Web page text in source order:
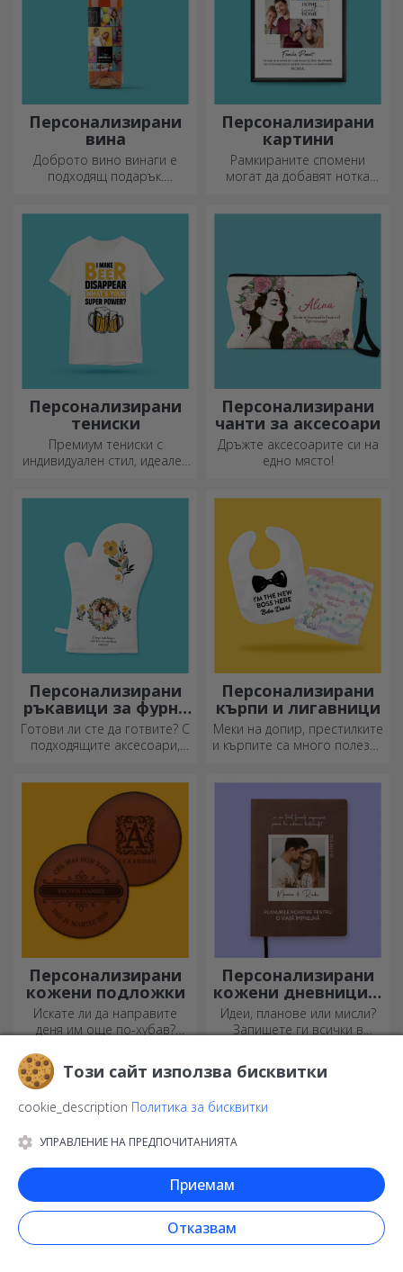
Персонализирани
вина
Доброто вино винаги е
подходящ подарък.
Персонализирани
картини
Рамкираните спомени
могат да добавят нотка
Персонализирани
тениски
Премиум тениски с
индивидуален стил, идеален
модели, изберете
подходящия!
Персонализирани
чанти за аксесоари
Дръжте аксесоарите си на
едно място!
Персонализирани
ръкавици за фурна
и кухненски
аксесоари
Готови ли сте да готвите? С
подходящите аксесоари,
ще улеснят работата ви в
кухнята.
Персонализирани
кърпи и лигавници
Меки на допир, престилките
и кърпите са много полезни
Персонализирани
кожени подложки
Искате ли да направите
деня им още по-хубав?
помощта на подложки за
чаши, които лесно могат да
бъдат персонализирани.
Персонализирани
кожени дневници в
цвят
Идеи, планове или мисли?
Запишете ги всички в
съхранявайте всичките си
спомени наблизо.
Този сайт използва бисквитки
cookie_description Политика за бисквитки
УПРАВЛЕНИЕ НА ПРЕДПОЧИТАНИЯТА
Приемам
Отказвам